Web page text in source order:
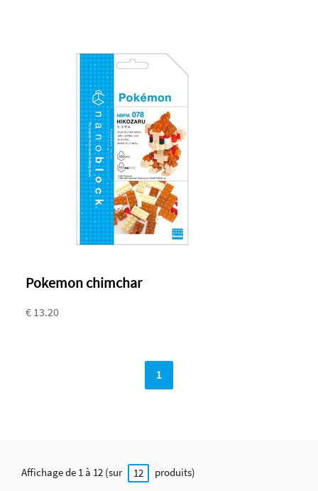
Pokemon chimchar
€ 13.20
1
Affichage de 1 à 12 (sur 12 produits)